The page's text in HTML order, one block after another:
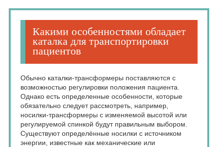
Какими особенностями обладает
каталка для транспортировки
пациентов
Обычно каталки-трансформеры поставляются с
возможностью регулировки положения пациента.
Однако есть определенные особенности, которые
обязательно следует рассмотреть, например,
носилки-трансформеры с изменяемой высотой или
регулируемой спинкой будут правильным выбором.
Существуют определённые носилки с источником
энергии, известные как механические или